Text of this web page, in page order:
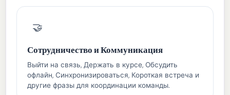
🤝
Сотрудничество и Коммуникация
Выйти на связь, Держать в курсе, Обсудить
офлайн, Синхронизироваться, Короткая встреча и
другие фразы для координации команды.